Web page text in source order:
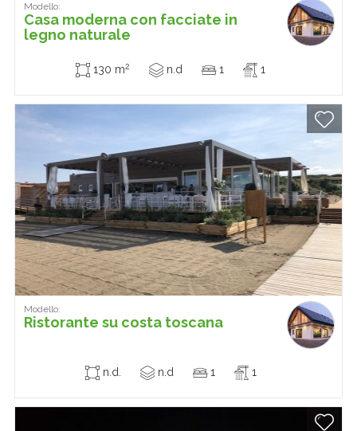
Modello:
Casa moderna con facciate in
legno naturale
130 m2 n.d 1 1
Modello:
Ristorante su costa toscana
n.d. n.d 1 1